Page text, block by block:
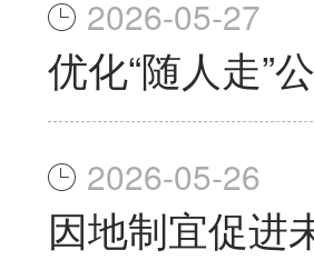
2026-05-27
优化“随人走”
2026-05-26
因地制宜促进